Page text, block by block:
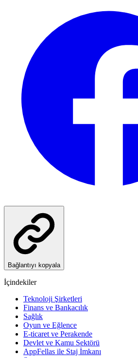
Bağlantıyı kopyala
İçindekiler
Teknoloji Şirketleri
Finans ve Bankacılık
Sağlık
Oyun ve Eğlence
E-ticaret ve Perakende
Devlet ve Kamu Sektörü
AppFellas ile Staj İmkanı